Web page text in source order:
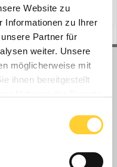
Website zu
Informationen zu Ihrer
Partner für
weiter. Unsere
möglicherweise mit
ihnen bereitgestellt
LINKS